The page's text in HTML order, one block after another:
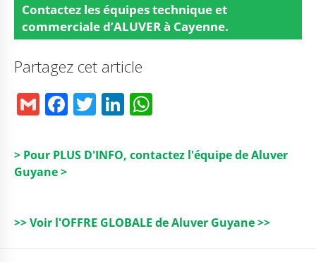
Contactez les équipes technique et
commerciale d’ALUVER à Cayenne.
Partagez cet article
G
ai
l
F
c
o
T
it
r
Li
k
n
a
p
> Pour PLUS D'INFO, contactez l'équipe de Aluver
Guyane >
>> Voir l'OFFRE GLOBALE de Aluver Guyane >>